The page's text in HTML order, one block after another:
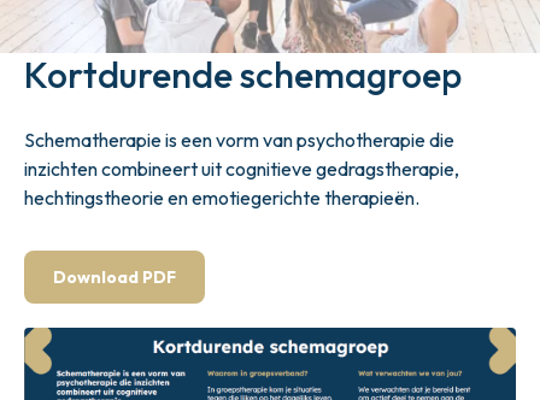
Kortdurende schemagroep
Schematherapie is een vorm van psychotherapie die
inzichten combineert uit cognitieve gedragstherapie,
hechtingstheorie en emotiegerichte therapieën.
Download PDF